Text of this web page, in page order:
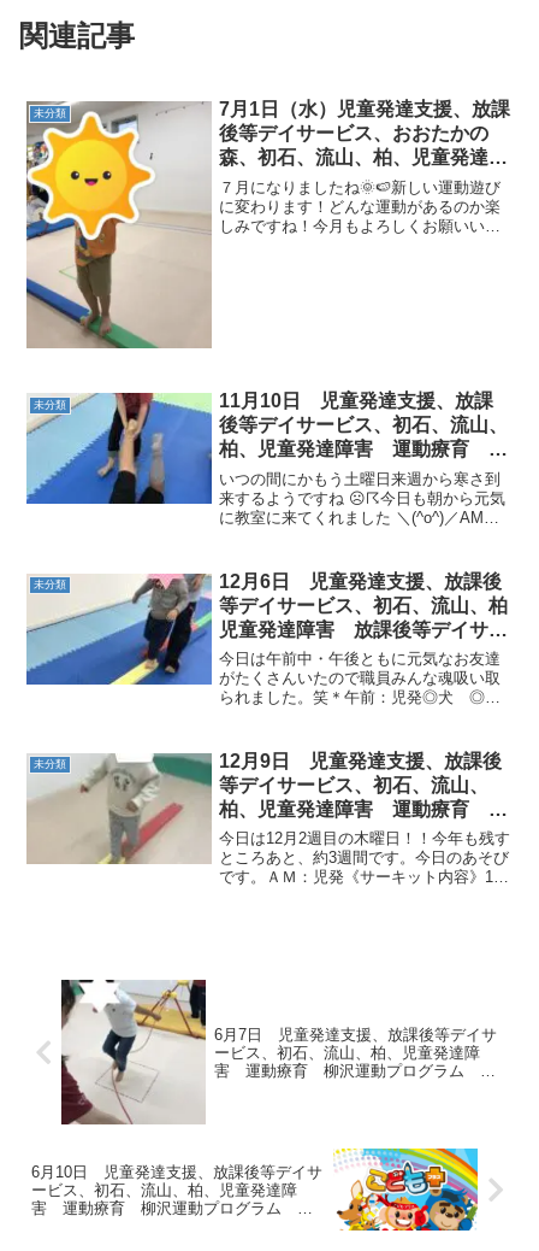
関連記事
未分類
7月1日（水）児童発達支援、放課
後等デイサービス、おおたかの
森、初石、流山、柏、児童発達障
害 運動療育 柳沢運動プログラ
ム こども発達気になる 発達障
害 放デイ 自閉症 ADHD ア
７月になりましたね🌞🍉新しい運動遊び
に変わります！どんな運動があるのか楽
しみですね！今月もよろしくお願いいた
未分類
11月10日 児童発達支援、放課
後等デイサービス、初石、流山、
柏、児童発達障害 運動療育 柳
沢運動プログラム こども発達気
になる 発達障害 放デイ 自閉
症 学習障害 LD ADHD アスペ
いつの間にかもう土曜日来週から寒さ到
来するようですね ☹☈今日も朝から元気
に教室に来てくれました ＼(^o^)／AM◎
り など…PM◎
くま → 鉄棒 → ギャ...
未分類
12月6日 児童発達支援、放課後
等デイサービス、初石、流山、柏
児童発達障害 放課後等デイサー
ビス 運動療育 柳沢運動プログ
ラム こどもプラス（児童発達支
援 放課後等デイサービス 発
自閉症 学習障害 LD ADHD ア
スペルガー症候群）発達障害
今日は午前中・午後ともに元気なお友達
がたくさんいたので職員みんな魂吸い取
られました。笑＊午前：児発◎犬 ◎平
で、写真あまり取れず…残念＊午後：児
発◎ばくだんぐーぱー ◎...
未分類
12月9日 児童発達支援、放課後
等デイサービス、初石、流山、
柏、児童発達障害 運動療育 柳
沢運動プログラム こども発達気
になる 発達障害 放デ
今日は12月2週目の木曜日！！今年も残す
ところあと、約3週間です。今日のあそび
です。ＡＭ：児発《サーキット内容》1：
6月7日 児童発達支援、放課後等デイサ
ービス、初石、流山、柏、児童発達障
害 運動療育 柳沢運動プログラム こ
6月10日 児童発達支援、放課後等デイサ
ービス、初石、流山、柏、児童発達障
害 運動療育 柳沢運動プログラム こ